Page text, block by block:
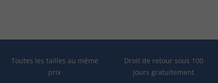
Toutes les tailles au même
prix
Droit de retour sous 100
jours gratuitement